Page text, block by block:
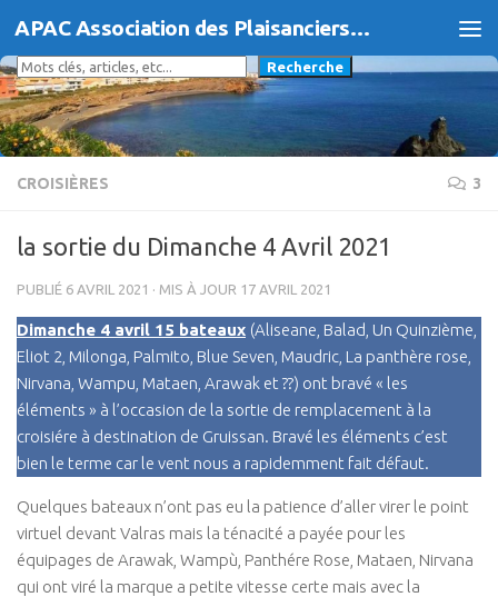
Skip to content APAC Association des Plaisanciers d'Agde et du Cap
Rechercher
Recherche
CROISIÈRES 3
la sortie du Dimanche 4 Avril 2021
PUBLIÉ 6 AVRIL 2021 · MIS À JOUR 17 AVRIL 2021
Dimanche 4 avril 15 bateaux (Aliseane, Balad, Un Quinzième,
Eliot 2, Milonga, Palmito, Blue Seven, Maudric, La panthère rose,
Nirvana, Wampu, Mataen, Arawak et ??) ont bravé « les
éléments » à l’occasion de la sortie de remplacement à la
croisiére à destination de Gruissan. Bravé les éléments c’est
bien le terme car le vent nous a rapidemment fait défaut.
Quelques bateaux n’ont pas eu la patience d’aller virer le point
virtuel devant Valras mais la ténacité a payée pour les
équipages de Arawak, Wampù, Panthére Rose, Mataen, Nirvana
qui ont viré la marque a petite vitesse certe mais avec la